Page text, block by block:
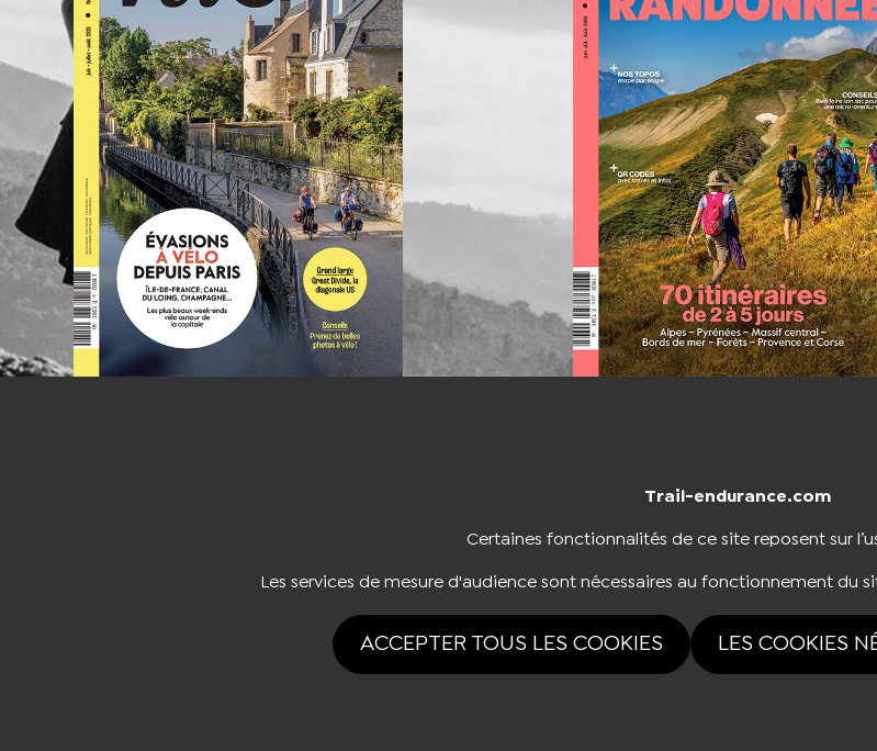
Trail-endurance.com
Certaines fonctionnalités de ce site reposent sur
Les services de mesure d'audience sont nécessaires au fonctionnement du
ACCEPTER TOUS LES COOKIES LES COOKIES